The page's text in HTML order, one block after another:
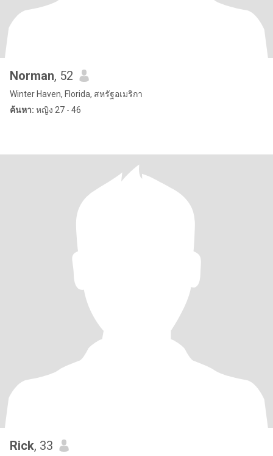
Norman, 52
Winter Haven, Florida, สหรัฐอเมริกา
ค้นหา: หญิง 27 - 46
Rick, 33